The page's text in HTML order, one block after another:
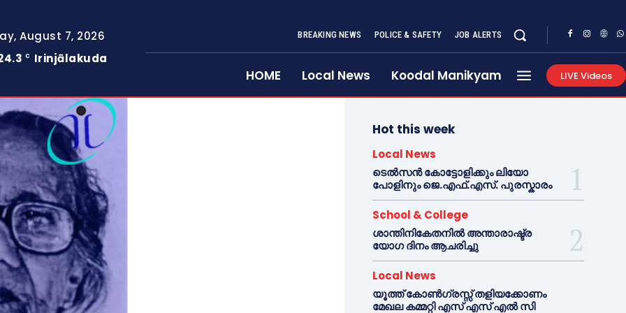
August 7, 2026
C Irinjālakuda
BREAKING NEWS POLICE & SAFETY JOB ALERTS
HOME Local News Koodal Manikyam LIVE Videos
Hot this week
Local News
ടെൽസൻ കോട്ടോളിക്കും ലിയോ
പോളിനും ജെ.എഫ്.എസ്. പുരസ്കാരം
School & College
ശാന്തിനികേതനിൽ അന്താരാഷ്ട്ര
യോഗ ദിനം ആചരിച്ചു
Local News
യൂത്ത് കോൺഗ്രസ്സ് തളിയക്കോണം
മേഖല കമ്മറ്റി എസ് എസ് എൽ സി